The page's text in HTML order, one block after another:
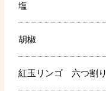
塩
胡椒
紅玉リンゴ 六つ割り